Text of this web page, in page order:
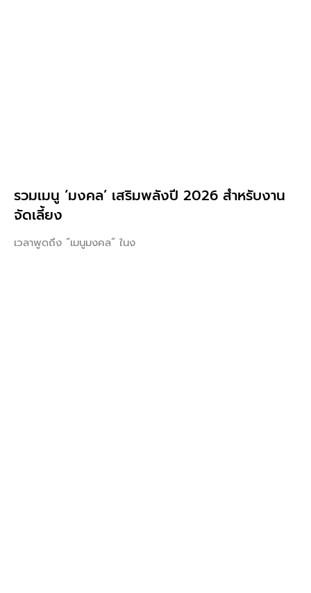
รวมเมนู ‘มงคล’ เสริมพลังปี 2026 สำหรับงาน
จัดเลี้ยง
เวลาพูดถึง “เมนูมงคล” ในง